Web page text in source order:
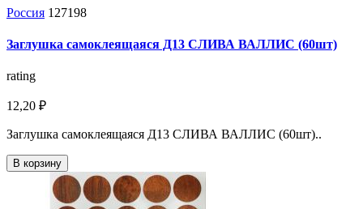
Россия 127198
Заглушка самоклеящаяся Д13 СЛИВА ВАЛЛИС (60шт)
rating
12,20 ₽
Заглушка самоклеящаяся Д13 СЛИВА ВАЛЛИС (60шт)..
В корзину